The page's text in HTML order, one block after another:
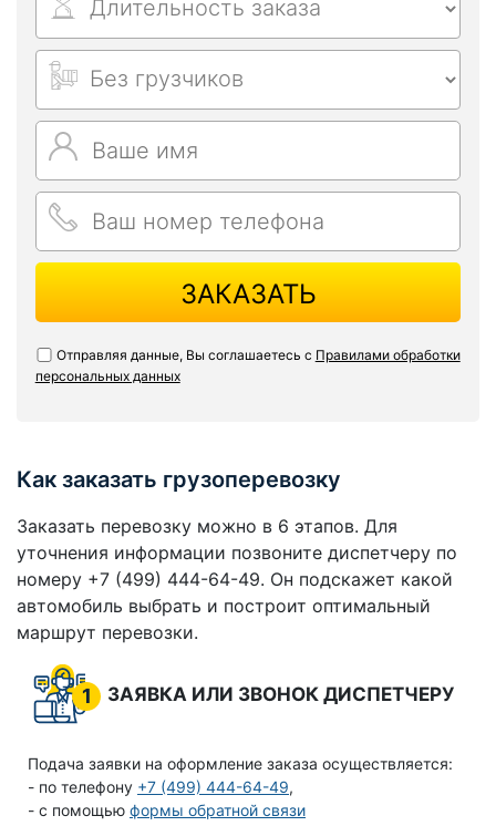
ЗАКАЗАТЬ
Отправляя данные, Вы соглашаетесь с Правилами обработки
персональных данных
Как заказать грузоперевозку
Заказать перевозку можно в 6 этапов. Для
уточнения информации позвоните диспетчеру по
номеру +7 (499) 444-64-49. Он подскажет какой
автомобиль выбрать и построит оптимальный
маршрут перевозки.
1 ЗАЯВКА ИЛИ ЗВОНОК ДИСПЕТЧЕРУ
Подача заявки на оформление заказа осуществляется:
- по телефону +7 (499) 444-64-49,
- с помощью формы обратной связи